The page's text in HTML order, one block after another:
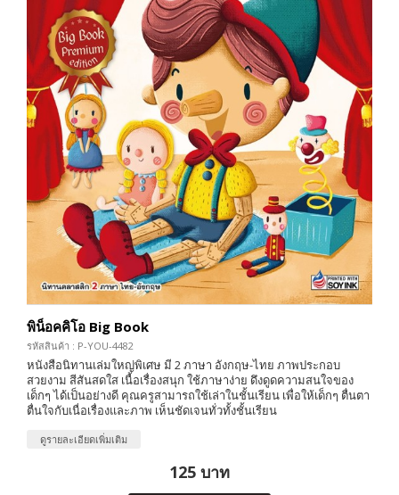
พิน็อคคิโอ Big Book
รหัสสินค้า : P-YOU-4482
หนังสือนิทานเล่มใหญ่พิเศษ มี 2 ภาษา อังกฤษ-ไทย ภาพประกอบ
สวยงาม สีสันสดใส เนื้อเรื่องสนุก ใช้ภาษาง่าย ดึงดูดความสนใจของ
เด็กๆ ได้เป็นอย่างดี คุณครูสามารถใช้เล่าในชั้นเรียน เพื่อให้เด็กๆ ตื่นตา
ตื่นใจกับเนื่อเรื่องและภาพ เห็นชัดเจนทั่วทั้งชั้นเรียน
ดูรายละเอียดเพิ่มเติม
125 บาท